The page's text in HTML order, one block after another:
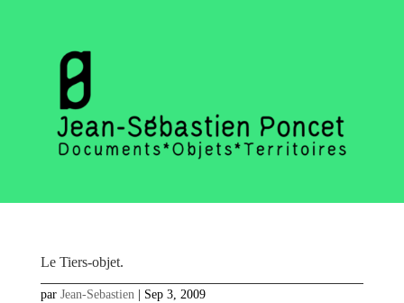
Le Tiers-objet.
par Jean-Sebastien| Sep 3, 2009